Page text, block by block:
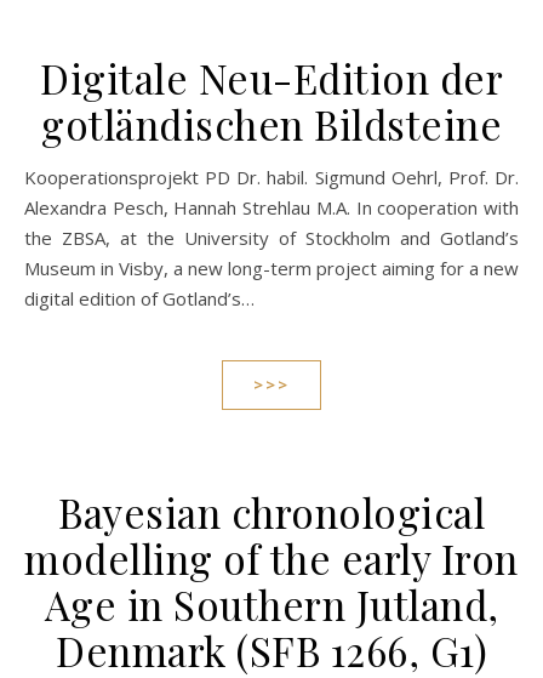
Digitale Neu-Edition der
gotländischen Bildsteine
Kooperationsprojekt PD Dr. habil. Sigmund Oehrl, Prof. Dr.
Alexandra Pesch, Hannah Strehlau M.A. In cooperation with
the ZBSA, at the University of Stockholm and Gotland’s
Museum in Visby, a new long-term project aiming for a new
digital edition of Gotland’s…
>>>
Bayesian chronological
modelling of the early Iron
Age in Southern Jutland,
Denmark (SFB 1266, G1)